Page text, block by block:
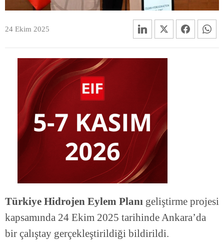
24 Ekim 2025
Türkiye Hidrojen Eylem Planı geliştirme projesi
kapsamında 24 Ekim 2025 tarihinde Ankara’da
bir çalıştay gerçekleştirildiği bildirildi.